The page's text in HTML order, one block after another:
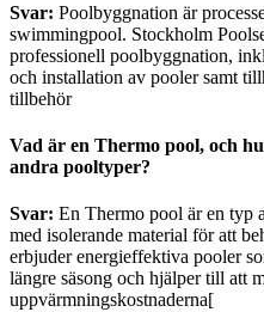
Svar: Poolbyggnation är
swimmingpool. Stockholm
professionell poolbyggnation,
och installation av pooler samt
tillbehör
Vad är en Thermo pool, och
andra pooltyper?
Svar: En Thermo pool är en typ
med isolerande material för att
erbjuder energieffektiva pooler
längre säsong och hjälper till att
uppvärmningskostnaderna[